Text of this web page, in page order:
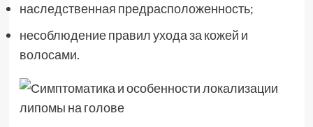
наследственная предрасположенность;
несоблюдение правил ухода за кожей и
волосами.